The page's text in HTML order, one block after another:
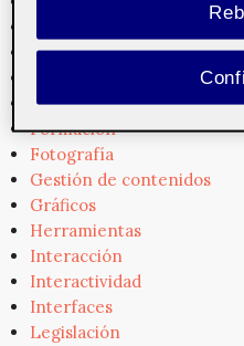
Dispositivos
Experiencia de usuario
Formación
Fotografía
Gestión de contenidos
Gráficos
Herramientas
Interacción
Interactividad
Interfaces
Legislación